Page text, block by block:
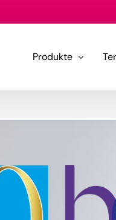
Produkte
Wundversorgung
Katalog